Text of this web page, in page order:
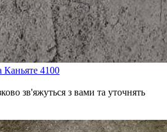
Каньяте 4100
зв'яжуться з вами та уточнять